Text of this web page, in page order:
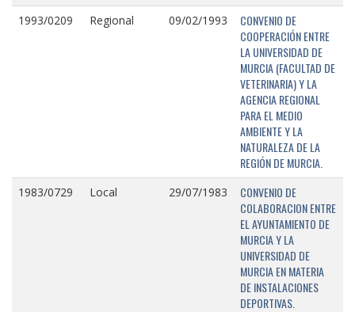
1993/0209 Regional 09/02/1993
CONVENIO DE
COOPERACIÓN ENTRE
LA UNIVERSIDAD DE
MURCIA (FACULTAD DE
VETERINARIA) Y LA
AGENCIA REGIONAL
PARA EL MEDIO
AMBIENTE Y LA
NATURALEZA DE LA
REGIÓN DE MURCIA.
1983/0729 Local 29/07/1983
CONVENIO DE
COLABORACION ENTRE
EL AYUNTAMIENTO DE
MURCIA Y LA
UNIVERSIDAD DE
MURCIA EN MATERIA
DE INSTALACIONES
DEPORTIVAS.